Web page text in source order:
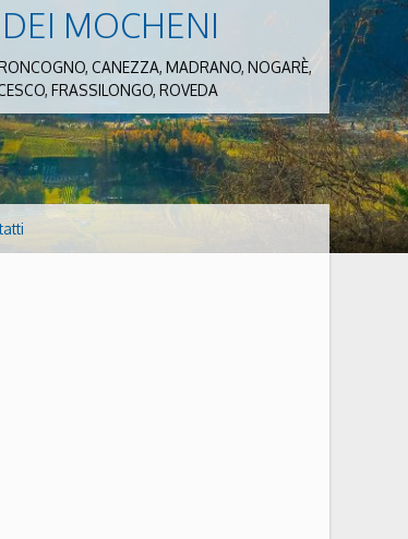
MOCHENI
CANEZZA, MADRANO, NOGARÈ,
FRASSILONGO, ROVEDA